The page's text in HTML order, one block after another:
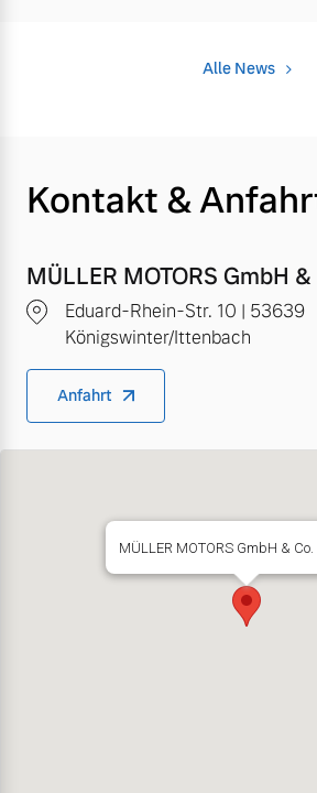
Alle News
Kontakt &
MÜLLER MOTORS GmbH &
Eduard-Rhein-Str. 10 | 53639
Königswinter/Ittenbach
Anfahrt
MÜLLER MOTORS GmbH & Co.